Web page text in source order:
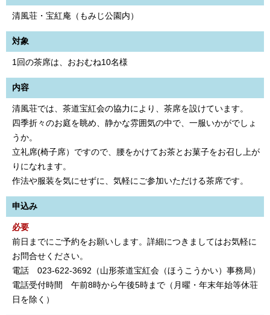
清風荘・宝紅庵（もみじ公園内）
対象
1回の茶席は、おおむね10名様
内容
清風荘では、茶道宝紅会の協力により、茶席を設けています。
四季折々のお庭を眺め、静かな雰囲気の中で、一服いかがでしょ
うか。
立礼席(椅子席）ですので、腰をかけてお茶とお菓子をお召し上が
りになれます。
作法や服装を気にせずに、気軽にご参加いただける茶席です。
申込み
必要
前日までにご予約をお願いします。詳細につきましてはお気軽に
お問合せください。
電話 023-622-3692（山形茶道宝紅会（ほうこうかい）事務局）
電話受付時間 午前8時から午後5時まで（月曜・年末年始等休荘
日を除く）